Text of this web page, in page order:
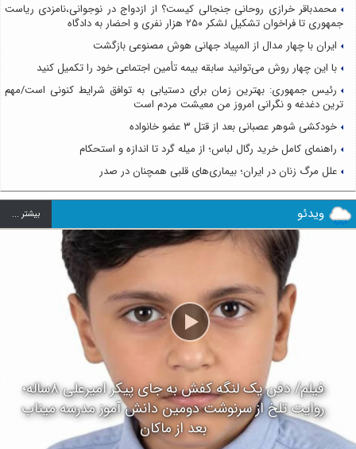
محمدباقر خرازی روحانی جنجالی کیست؟ از ازدواج در نوجوانی،نامزدی ریاست
جمهوری تا فراخوان تشکیل لشکر ۲۵۰ هزار نفری و احضار به دادگاه
ایران با چهار مدال از المپیاد جهانی هوش مصنوعی بازگشت
با این چهار روش می‌توانید سابقه بیمه تأمین اجتماعی خود را تکمیل کنید
رئیس جمهوری: بهترین زمان برای دستیابی به توافق شرایط کنونی است/مهم
ترین دغدغه و نگرانی امروز من معیشت مردم است
خودکشی شوهر عصبانی بعد از قتل ۳ عضو خانواده
راهنمای کامل خرید رگال لباس؛ از میله گرد تا اندازه و استحکام
علل مرگ زنان در ایران؛ بیماری‌های قلبی همچنان در صدر
ویدئو بيشتر ...
فیلم/ دفن یک لنگه کفش به جای پیکر امیرعلی ۸ساله؛
روایت تلخ از سرنوشت دومین دانش آموز مدرسه میناب
بعد از ماکان